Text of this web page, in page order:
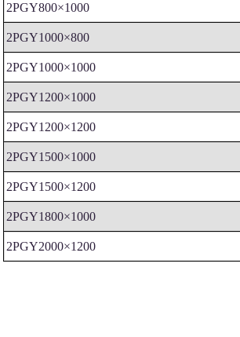
2PGY800×1000
2PGY1000×800
2PGY1000×1000
2PGY1200×1000
2PGY1200×1200
2PGY1500×1000
2PGY1500×1200
2PGY1800×1000
2PGY2000×1200